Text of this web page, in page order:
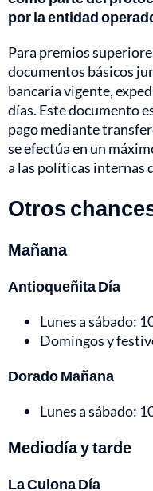
por la entidad
Para premios
documentos básicos
bancaria vigente,
días. Este documento
pago mediante
se efectúa en un
a las políticas internas
Otros
Mañana
Antioqueñita Día
Lunes a sábado:
Domingos y
Dorado Mañana
Lunes a sábado:
Mediodía y tarde
La Culona Día